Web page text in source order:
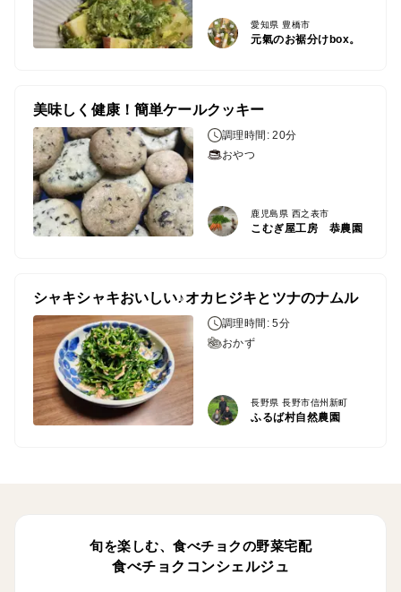
愛知県 豊橋市
元氣のお裾分けbox。
美味しく健康！簡単ケールクッキー
調理時間: 20分
おやつ
鹿児島県 西之表市
こむぎ屋工房 恭農園
シャキシャキおいしい♪オカヒジキとツナのナムル
調理時間: 5分
おかず
長野県 長野市信州新町
ふるば村自然農園
旬を楽しむ、食べチョクの野菜宅配
食べチョクコンシェルジュ